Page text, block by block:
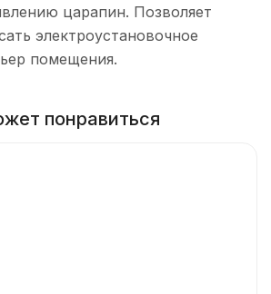
царапин. Позволяет
электроустановочное
помещения.
понравиться